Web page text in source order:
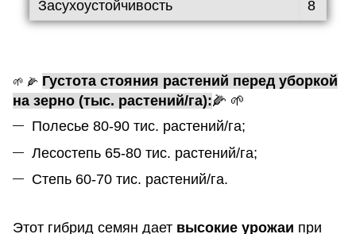
Засухоустойчивость 8
🌱 🌽 Густота стояния растений перед уборкой
на зерно (тыс. растений/га):🌽 🌱
Полесье 80-90 тис. растений/га;
Лесостепь 65-80 тис. растений/га;
Степь 60-70 тис. растений/га.
Этот гибрид семян дает высокие урожаи при